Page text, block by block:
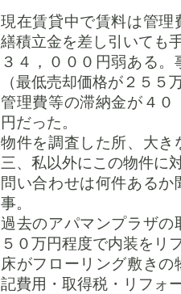
現在賃貸中で賃料は管
繕積立金を差し引いても
３４，０００円弱ある
（最低売却価格が２５５
管理費等の滞納金が４
円だった。
物件を調査した所、大
三、私以外にこの物件に
問い合わせは何件ある
事。
過去のアパマンプラザ
５０万円程度で内装をリ
床がフローリング敷き
記費用・取得税・リフォ